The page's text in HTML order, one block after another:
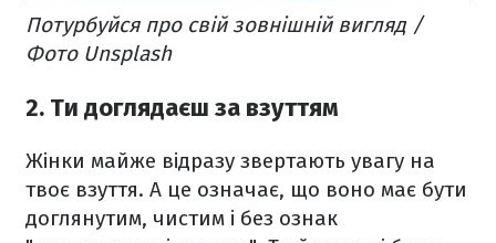
Потурбуйся про свій зовнішній вигляд /
Фото Unsplash
2. Ти доглядаєш за взуттям
Жінки майже відразу звертають увагу на
твоє взуття. А це означає, що воно має бути
доглянутим, чистим і без ознак